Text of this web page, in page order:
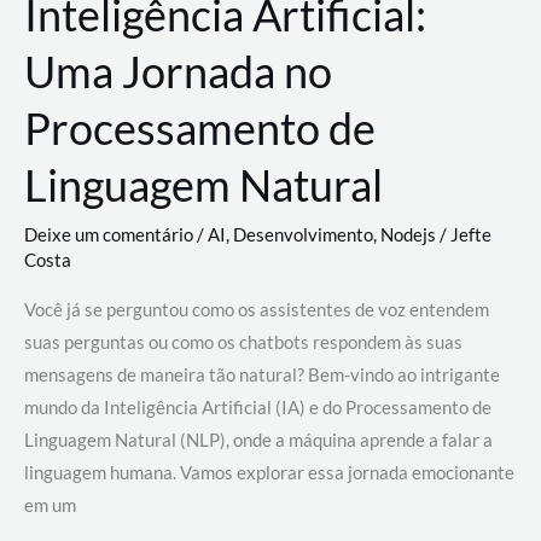
Inteligência Artificial:
Uma Jornada no
Processamento de
Linguagem Natural
Deixe um comentário/AI, Desenvolvimento, Nodejs / Jefte
Costa
Você já se perguntou como os assistentes de voz entendem
suas perguntas ou como os chatbots respondem às suas
mensagens de maneira tão natural? Bem-vindo ao intrigante
mundo da Inteligência Artificial (IA) e do Processamento de
Linguagem Natural (NLP), onde a máquina aprende a falar a
linguagem humana. Vamos explorar essa jornada emocionante
em um